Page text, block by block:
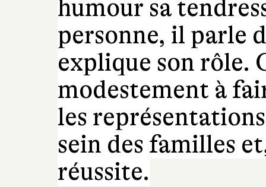
humour sa
personne, il parle
explique son rôle.
modestement à
les
sein des familles
réussite.